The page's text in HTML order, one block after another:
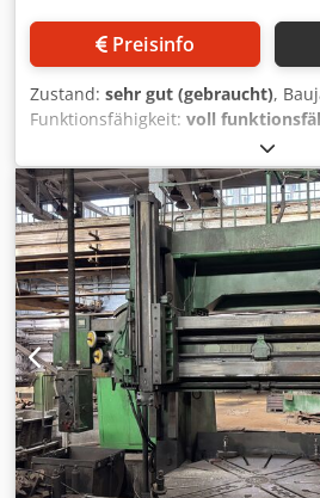
Preisinfo
Zustand: sehr gut (gebraucht),
Funktionsfähigkeit: voll
, Verfahrweg Y-
Z-Achse:120 mm, Verfahrweg W-
Verkauf steht eine Koordinaten
Hauser und des Typs S35-400 Die
sehr gutem Zustand und wurde
teilüberholt Maschine besitzt 6
Schleifmotoren, ein Stirnmotor und
DATEN Abstand zwischen Ständer
Durchgang zw. Tisch + Spindel:
Hauptspindel: 100 mm X-Achse:
Z-Achse: 120 mm W-Achse: 450
Noa U-Achse: 5,5 mm
Tischgröße: 600 x 380 mm T-
50 mm Abstand Tischbelastung: